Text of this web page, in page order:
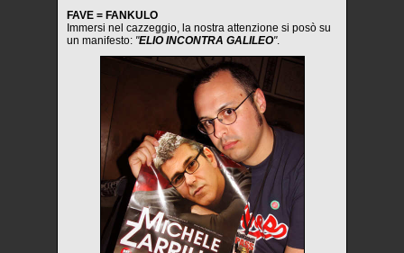
FAVE = FANKULO
Immersi nel cazzeggio, la nostra attenzione si posò su
un manifesto: "ELIO INCONTRA GALILEO".